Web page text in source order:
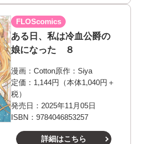
FLOScomics
ある日、私は冷血公爵の
娘になった ８
漫画： Cotton原作： Siya
定価：1,144円（本体1,040円＋
税）
発売日：2025年11月05日
ISBN：9784046853257
詳細はこちら